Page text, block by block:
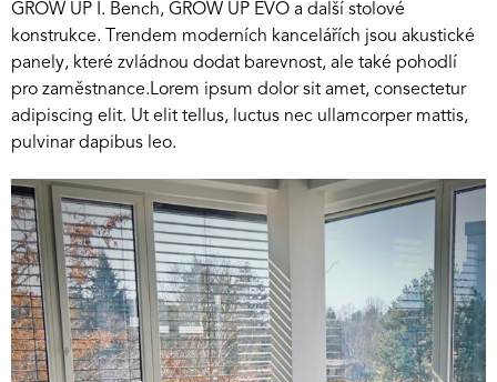
GROW UP I. Bench, GROW UP EVO a další stolové
konstrukce. Trendem moderních kancelářích jsou akustické
panely, které zvládnou dodat barevnost, ale také pohodlí
pro zaměstnance.Lorem ipsum dolor sit amet, consectetur
adipiscing elit. Ut elit tellus, luctus nec ullamcorper mattis,
pulvinar dapibus leo.